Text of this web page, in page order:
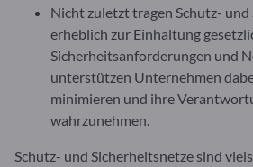
Nicht zuletzt tragen Schutz-
erheblich zur Einhaltung
Sicherheitsanforderungen und
unterstützen Unternehmen
minimieren und ihre
wahrzunehmen.
Schutz- und Sicherheitsnetze sind